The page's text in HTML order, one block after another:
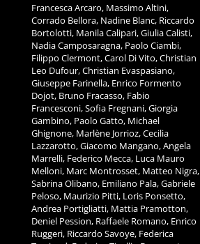
Francesca Arcaro, Massimo Altini,
Corrado Bellora, Nadine Blanc, Riccardo
Bortolotti, Manila Calipari, Giulia Calisti,
Nadia Camposaragna, Paolo Ciambi,
Filippo Clermont, Carol Di Vito, Christian
Leo Dufour, Christian Evaspasiano,
Giuseppe Farinella, Enrico Formento
Dojot, Bruno Fracasso, Fabio
Francesconi, Sofia Fregnani, Giorgia
Gambino, Paolo Gatto, Michael
Ghignone, Marlène Jorrioz, Cecilia
Lazzarotto, Giacomo Mangano, Angela
Marrelli, Federico Mecca, Luca Mauro
Melloni, Marc Montrosset, Matteo Nigra,
Sabrina Olibano, Emiliano Pala, Gabriele
Peloso, Maurizio Pitti, Loris Ponsetto,
Andrea Portigliatti, Mattia Pramotton,
Deniel Pession, Raffaele Romano, Enrico
Ruggeri, Riccardo Savoye, Federica